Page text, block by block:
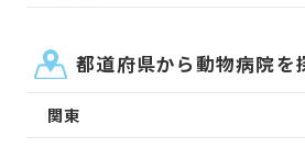
都道府県から動物病院を
関東